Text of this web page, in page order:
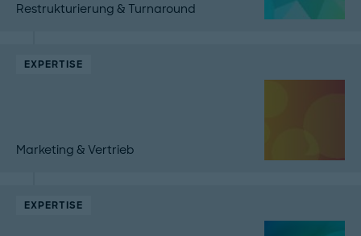
Restrukturierung & Turnaround
EXPERTISE
Marketing & Vertrieb
EXPERTISE